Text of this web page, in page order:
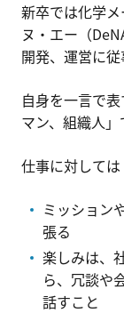
新卒では化学
ヌ・エー（
開発、運営に従
自身を一言で
マン、組織人」
仕事に対しては
ミッション
張る
楽しみは、
ら、冗談や
話すこと